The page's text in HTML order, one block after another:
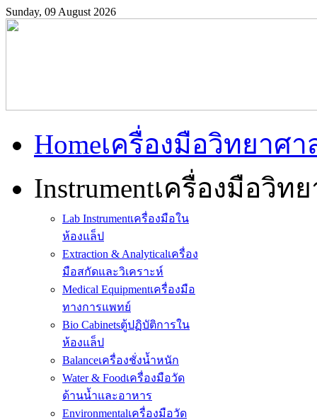
Sunday, 09 August 2026
Homeเครื่องมือวิทยาศา
Instrumentเครื่องมือวิท
Lab Instrumentเครื่องมือใน
ห้องแล็ป
Extraction & Analyticalเครื่อง
มือสกัดและวิเคราะห์
Medical Equipmentเครื่องมือ
ทางการแพทย์
Bio Cabinetsตู้ปฏิบัติการใน
ห้องแล็ป
Balanceเครื่องชั่งน้ำหนัก
Water & Foodเครื่องมือวัด
ด้านน้ำและอาหาร
Environmentalเครื่องมือวัด